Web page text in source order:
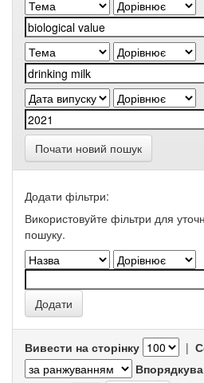
Почати новий пошук
Додати фільтри:
Використовуйте фільтри для
пошуку.
Вивести на сторінку |